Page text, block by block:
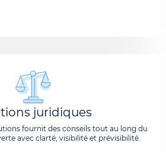
juridiques
fournit des conseils tout au long du
avec clarté, visibilité et prévisibilité.